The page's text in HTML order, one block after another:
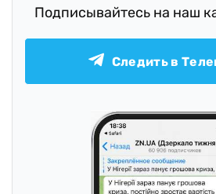
Подписывайтесь на наш
Следить в